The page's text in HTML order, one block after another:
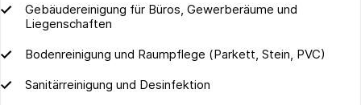
Gebäudereinigung für Büros, Gewerberäume und
Liegenschaften
Bodenreinigung und Raumpflege (Parkett, Stein, PVC)
Sanitärreinigung und Desinfektion